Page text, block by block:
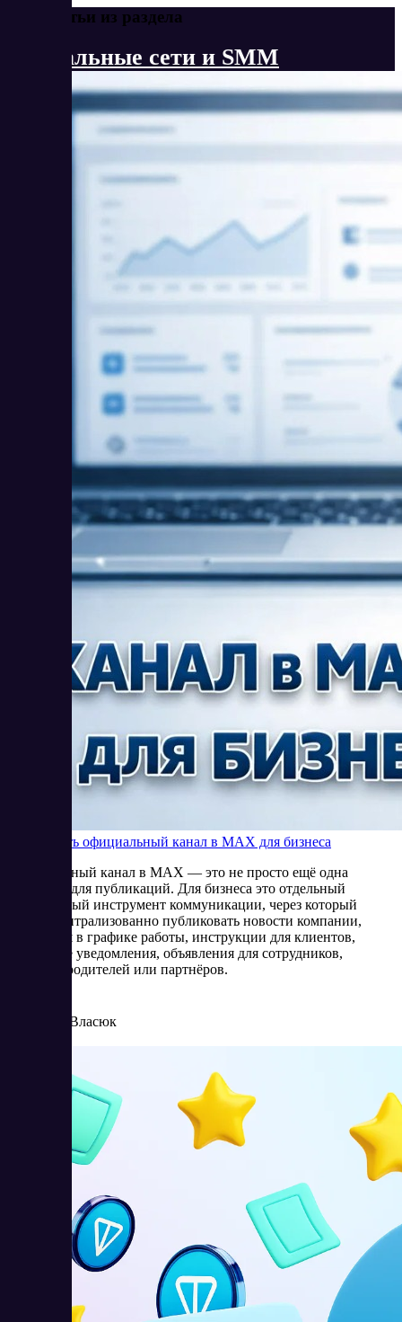
Еще статьи из раздела
Социальные сети и SMM
Как создать официальный канал в MAX для бизнеса
Официальный канал в MAX — это не просто ещё одна
площадка для публикаций. Для бизнеса это отдельный
управляемый инструмент коммуникации, через который
можно централизованно публиковать новости компании,
изменения в графике работы, инструкции для клиентов,
сервисные уведомления, объявления для сотрудников,
жителей, родителей или партнёров.
Елена Власюк